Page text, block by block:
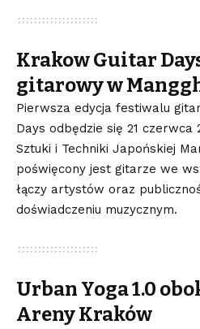
Krakow Guitar
gitarowy w
Pierwsza edycja festiwalu
Days odbędzie się 21 czerwca
Sztuki i Techniki Japońskiej
poświęcony jest gitarze we
łączy artystów oraz
doświadczeniu muzycznym.
Urban Yoga 1.0
Areny Kraków